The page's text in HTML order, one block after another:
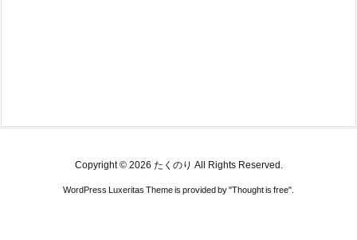
Copyright © 2026 たくのり All Rights Reserved.
WordPress Luxeritas Theme is provided by "Thought is free".